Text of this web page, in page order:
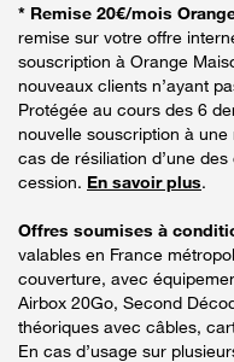
* Remise 20€/mois
remise sur votre offre
souscription à Orange
nouveaux clients n’ayant
Protégée au cours des 6
nouvelle souscription à
cas de résiliation d’une
cession. En savoir plus.
Offres soumises à
valables en France
couverture, avec
Airbox 20Go, Second
théoriques avec câbles,
En cas d’usage sur